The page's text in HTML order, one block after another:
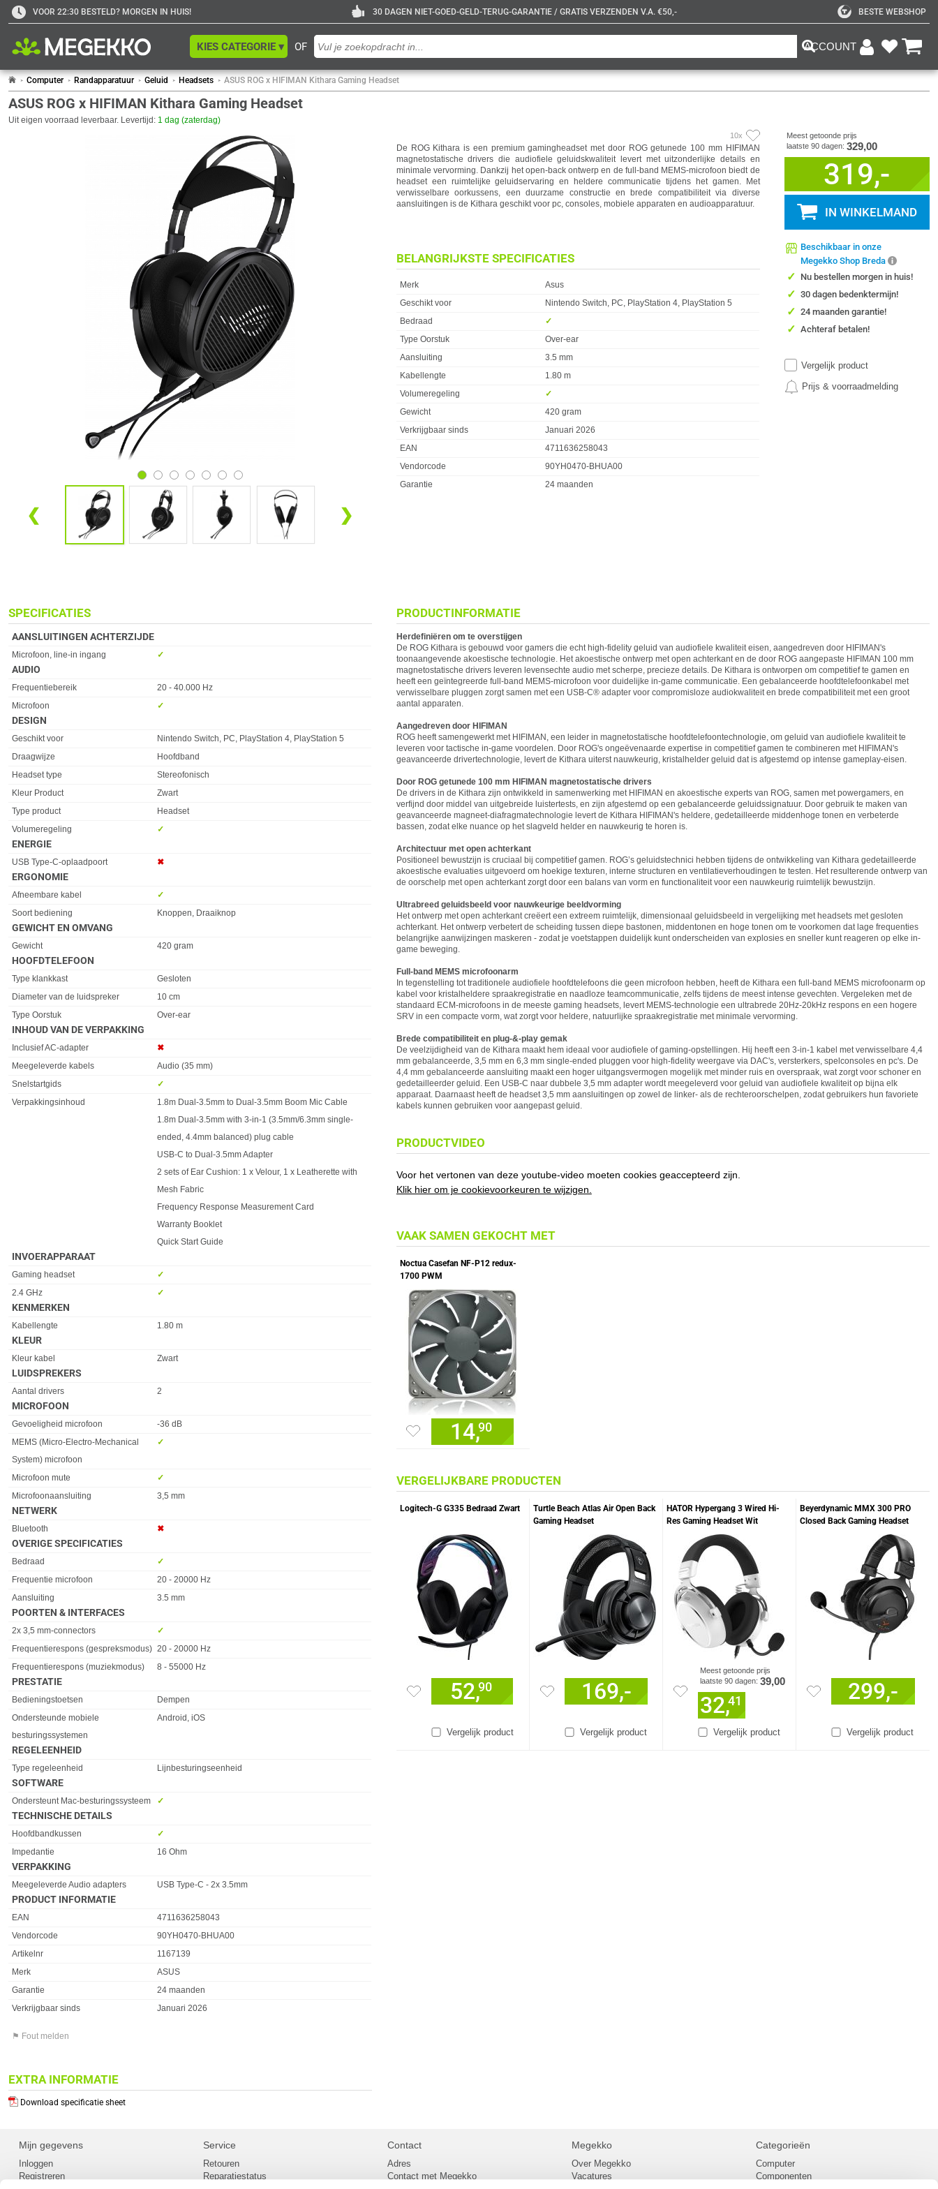
VOOR 22:30 BESTELD? MORGEN IN HUIS! 30 DAGEN NIET-GOED-GELD-TERUG-GARANTIE / GRATIS VERZENDEN V.A. €50,- BESTE WEBSHOP
OF
KIES CATEGORIE ▾ ACCOUNT
Computer Randapparatuur Geluid Headsets ASUS ROG x HIFIMAN Kithara Gaming Headset
ASUS ROG x HIFIMAN Kithara Gaming Headset
Uit eigen voorraad leverbaar. Levertijd: 1 dag (zaterdag)
❮ ❯
10x
De ROG Kithara is een premium gamingheadset met door ROG getunede 100 mm HIFIMAN
magnetostatische drivers die audiofiele geluidskwaliteit levert met uitzonderlijke details en
minimale vervorming. Dankzij het open-back ontwerp en de full-band MEMS-microfoon biedt de
headset een ruimtelijke geluidservaring en heldere communicatie tijdens het gamen. Met
verwisselbare oorkussens, een duurzame constructie en brede compatibiliteit via diverse
aansluitingen is de Kithara geschikt voor pc, consoles, mobiele apparaten en audioapparatuur.
BELANGRIJKSTE SPECIFICATIES
Eigenschap
Merk
Asus
Geschikt voor
Nintendo Switch, PC, PlayStation 4, PlayStation 5
Bedraad
✓︎
Type Oorstuk
Over-ear
Aansluiting
3.5 mm
Kabellengte
1.80 m
Volumeregeling
✓︎
Gewicht
420 gram
Verkrijgbaar sinds
Januari 2026
EAN
4711636258043
Vendorcode
90YH0470-BHUA00
Garantie
24 maanden
Meest getoonde prijs
laatste 90 dagen: 329,00
319,-
IN WINKELMAND
Beschikbaar in onze
Megekko Shop Breda
✓ Nu bestellen morgen in huis!
✓ 30 dagen bedenktermijn!
✓ 24 maanden garantie!
✓ Achteraf betalen!
Vergelijk product
Prijs & voorraadmelding
SPECIFICATIES
AANSLUITINGEN ACHTERZIJDE
Eigenschap Waarde
Microfoon, line-in ingang ✓︎
AUDIO
Eigenschap Waarde
Frequentiebereik
20 - 40.000 Hz
Microfoon
✓︎
DESIGN
Eigenschap Waarde
Geschikt voor
Nintendo Switch, PC, PlayStation 4, PlayStation 5
Draagwijze
Hoofdband
Headset type
Stereofonisch
Kleur Product
Zwart
Type product
Headset
Volumeregeling
✓︎
ENERGIE
Eigenschap Waarde
USB Type-C-oplaadpoort ✖︎
ERGONOMIE
Eigenschap Waarde
Afneembare kabel
✓︎
Soort bediening
Knoppen, Draaiknop
GEWICHT EN OMVANG
Eigenschap
Gewicht 420 gram
HOOFDTELEFOON
Eigenschap Waarde
Type klankkast
Gesloten
Diameter van de luidspreker
10 cm
Type Oorstuk
Over-ear
INHOUD VAN DE VERPAKKING
Eigenschap Waarde
Inclusief AC-adapter
✖︎
Meegeleverde kabels
Audio (35 mm)
Snelstartgids
✓︎
Verpakkingsinhoud
1.8m Dual-3.5mm to Dual-3.5mm Boom Mic Cable
1.8m Dual-3.5mm with 3-in-1 (3.5mm/6.3mm single-
ended, 4.4mm balanced) plug cable
USB-C to Dual-3.5mm Adapter
2 sets of Ear Cushion: 1 x Velour, 1 x Leatherette with
Mesh Fabric
Frequency Response Measurement Card
Warranty Booklet
Quick Start Guide
INVOERAPPARAAT
Eigenschap Waarde
Gaming headset
✓︎
2.4 GHz
✓︎
KENMERKEN
Eigenschap
Kabellengte 1.80 m
KLEUR
Eigenschap
Kleur kabel Zwart
LUIDSPREKERS
Eigenschap Waarde
Aantal drivers 2
MICROFOON
Eigenschap Waarde
Gevoeligheid microfoon
-36 dB
MEMS (Micro-Electro-Mechanical
System) microfoon
✓︎
Microfoon mute
✓︎
Microfoonaansluiting
3,5 mm
NETWERK
Eigenschap
Bluetooth ✖︎
OVERIGE SPECIFICATIES
Eigenschap
Bedraad
✓︎
Frequentie microfoon
20 - 20000 Hz
Aansluiting
3.5 mm
POORTEN & INTERFACES
Eigenschap Waarde
2x 3,5 mm-connectors
✓︎
Frequentierespons (gespreksmodus) 20 - 20000 Hz
Frequentierespons (muziekmodus)
8 - 55000 Hz
PRESTATIE
Eigenschap Waarde
Bedieningstoetsen
Dempen
Ondersteunde mobiele
besturingssystemen
Android, iOS
REGELEENHEID
Eigenschap Waarde
Type regeleenheid Lijnbesturingseenheid
SOFTWARE
Eigenschap Waarde
Ondersteunt Mac-besturingssysteem ✓︎
TECHNISCHE DETAILS
Eigenschap Waarde
Hoofdbandkussen
✓︎
Impedantie
16 Ohm
VERPAKKING
Eigenschap Waarde
Meegeleverde Audio adapters USB Type-C - 2x 3.5mm
PRODUCT INFORMATIE
EAN
4711636258043
Vendorcode
90YH0470-BHUA00
Artikelnr
1167139
Merk
ASUS
Garantie
24 maanden
Verkrijgbaar sinds
Januari 2026
⚑ Fout melden
EXTRA INFORMATIE
Download specificatie sheet
PRODUCTINFORMATIE
Herdefiniëren om te overstijgen
De ROG Kithara is gebouwd voor gamers die echt high-fidelity geluid van audiofiele kwaliteit eisen, aangedreven door HIFIMAN's
toonaangevende akoestische technologie. Het akoestische ontwerp met open achterkant en de door ROG aangepaste HIFIMAN 100 mm
magnetostatische drivers leveren levensechte audio met scherpe, precieze details. De Kithara is ontworpen om competitief te gamen en
heeft een geïntegreerde full-band MEMS-microfoon voor duidelijke in-game communicatie. Een gebalanceerde hoofdtelefoonkabel met
verwisselbare pluggen zorgt samen met een USB-C® adapter voor compromisloze audiokwaliteit en brede compatibiliteit met een groot
aantal apparaten.
Aangedreven door HIFIMAN
ROG heeft samengewerkt met HIFIMAN, een leider in magnetostatische hoofdtelefoontechnologie, om geluid van audiofiele kwaliteit te
leveren voor tactische in-game voordelen. Door ROG's ongeëvenaarde expertise in competitief gamen te combineren met HIFIMAN's
geavanceerde drivertechnologie, levert de Kithara uiterst nauwkeurig, kristalhelder geluid dat is afgestemd op intense gameplay-eisen.
Door ROG getunede 100 mm HIFIMAN magnetostatische drivers
De drivers in de Kithara zijn ontwikkeld in samenwerking met HIFIMAN en akoestische experts van ROG, samen met powergamers, en
verfijnd door middel van uitgebreide luistertests, en zijn afgestemd op een gebalanceerde geluidssignatuur. Door gebruik te maken van
geavanceerde magneet-diafragmatechnologie levert de Kithara HIFIMAN's heldere, gedetailleerde middenhoge tonen en verbeterde
bassen, zodat elke nuance op het slagveld helder en nauwkeurig te horen is.
Architectuur met open achterkant
Positioneel bewustzijn is cruciaal bij competitief gamen. ROG’s geluidstechnici hebben tijdens de ontwikkeling van Kithara gedetailleerde
akoestische evaluaties uitgevoerd om hoekige texturen, interne structuren en ventilatieverhoudingen te testen. Het resulterende ontwerp van
de oorschelp met open achterkant zorgt door een balans van vorm en functionaliteit voor een nauwkeurig ruimtelijk bewustzijn.
Ultrabreed geluidsbeeld voor nauwkeurige beeldvorming
Het ontwerp met open achterkant creëert een extreem ruimtelijk, dimensionaal geluidsbeeld in vergelijking met headsets met gesloten
achterkant. Het ontwerp verbetert de scheiding tussen diepe bastonen, middentonen en hoge tonen om te voorkomen dat lage frequenties
belangrijke aanwijzingen maskeren - zodat je voetstappen duidelijk kunt onderscheiden van explosies en sneller kunt reageren op elke in-
game beweging.
Full-band MEMS microfoonarm
In tegenstelling tot traditionele audiofiele hoofdtelefoons die geen microfoon hebben, heeft de Kithara een full-band MEMS microfoonarm op
kabel voor kristalheldere spraakregistratie en naadloze teamcommunicatie, zelfs tijdens de meest intense gevechten. Vergeleken met de
standaard ECM-microfoons in de meeste gaming headsets, levert MEMS-technologie een ultrabrede 20Hz-20kHz respons en een hogere
SRV in een compacte vorm, wat zorgt voor heldere, natuurlijke spraakregistratie met minimale vervorming.
Brede compatibiliteit en plug-&-play gemak
De veelzijdigheid van de Kithara maakt hem ideaal voor audiofiele of gaming-opstellingen. Hij heeft een 3-in-1 kabel met verwisselbare 4,4
mm gebalanceerde, 3,5 mm en 6,3 mm single-ended pluggen voor high-fidelity weergave via DAC's, versterkers, spelconsoles en pc's. De
4,4 mm gebalanceerde aansluiting maakt een hoger uitgangsvermogen mogelijk met minder ruis en overspraak, wat zorgt voor schoner en
gedetailleerder geluid. Een USB-C naar dubbele 3,5 mm adapter wordt meegeleverd voor geluid van audiofiele kwaliteit op bijna elk
apparaat. Daarnaast heeft de headset 3,5 mm aansluitingen op zowel de linker- als de rechteroorschelpen, zodat gebruikers hun favoriete
kabels kunnen gebruiken voor aangepast geluid.
PRODUCTVIDEO
Voor het vertonen van deze youtube-video moeten cookies geaccepteerd zijn.
Klik hier om je cookievoorkeuren te wijzigen.
VAAK SAMEN GEKOCHT MET
Noctua Casefan NF-P12 redux-
1700 PWM
14,90
VERGELIJKBARE PRODUCTEN
Logitech-G G335 Bedraad Zwart
Vergelijk product
52,90
Turtle Beach Atlas Air Open Back
Gaming Headset
Vergelijk product
169,-
HATOR Hypergang 3 Wired Hi-
Res Gaming Headset Wit
Vergelijk product
Meest getoonde prijs
laatste 90 dagen: 39,00
32,41
Beyerdynamic MMX 300 PRO
Closed Back Gaming Headset
Vergelijk product
299,-
Mijn gegevens
Inloggen
Registreren
Service
Retouren
Reparatiestatus
Contact
Adres
Contact met Megekko
Megekko
Over Megekko
Vacatures
Categorieën
Computer
Componenten